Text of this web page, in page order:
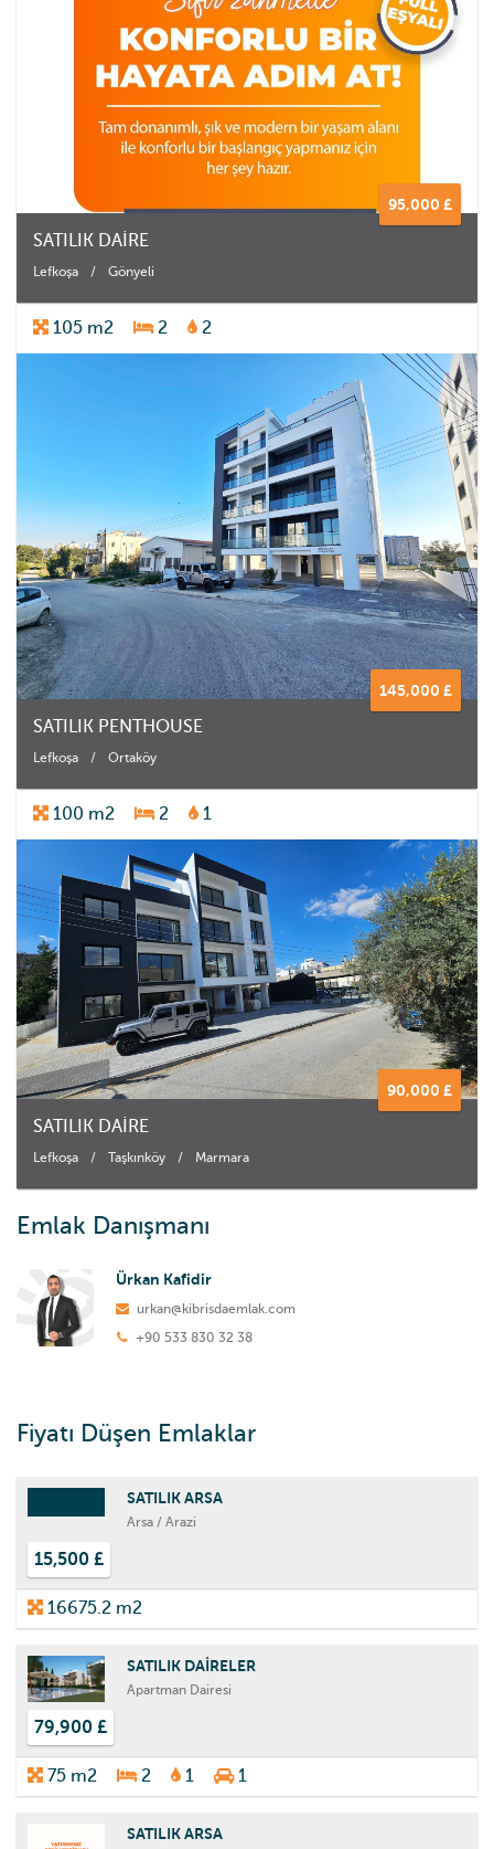
95,000 £
SATILIK DAİRE
Lefkoşa / Gönyeli
105 m2 2 2
145,000 £
SATILIK PENTHOUSE
Lefkoşa / Ortaköy
100 m2 2 1
90,000 £
SATILIK DAİRE
Lefkoşa / Taşkınköy / Marmara
Emlak Danışmanı
Ürkan Kafidir
urkan@kibrisdaemlak.com
+90 533 830 32 38
Fiyatı Düşen Emlaklar
SATILIK ARSA
Arsa / Arazi
15,500 £
16675.2 m2
SATILIK DAİRELER
Apartman Dairesi
79,900 £
75 m2 2 1 1
SATILIK ARSA